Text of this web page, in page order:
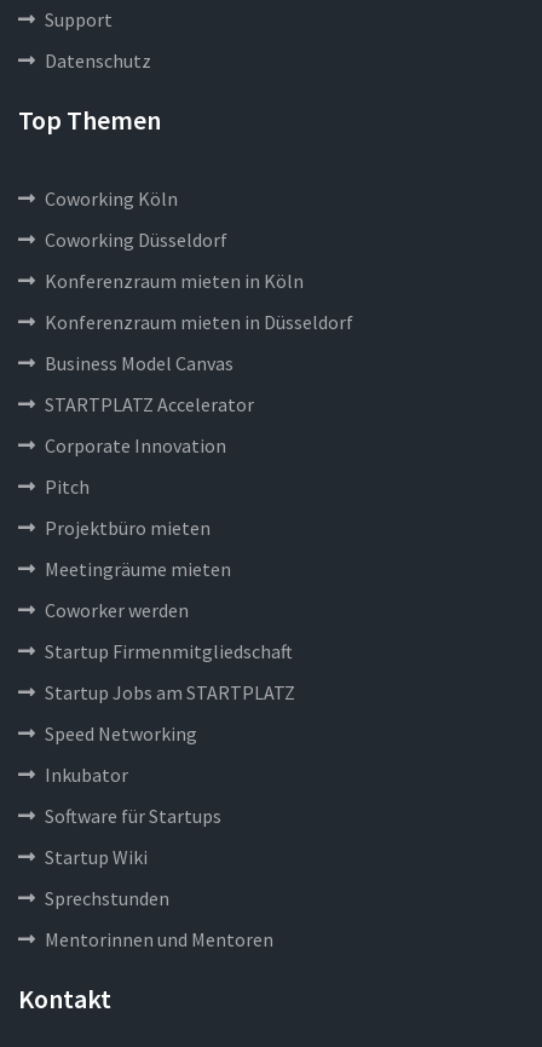
Support
Datenschutz
Top Themen
Coworking Köln
Coworking Düsseldorf
Konferenzraum mieten in Köln
Konferenzraum mieten in Düsseldorf
Business Model Canvas
STARTPLATZ Accelerator
Corporate Innovation
Pitch
Projektbüro mieten
Meetingräume mieten
Coworker werden
Startup Firmenmitgliedschaft
Startup Jobs am STARTPLATZ
Speed Networking
Inkubator
Software für Startups
Startup Wiki
Sprechstunden
Mentorinnen und Mentoren
Kontakt